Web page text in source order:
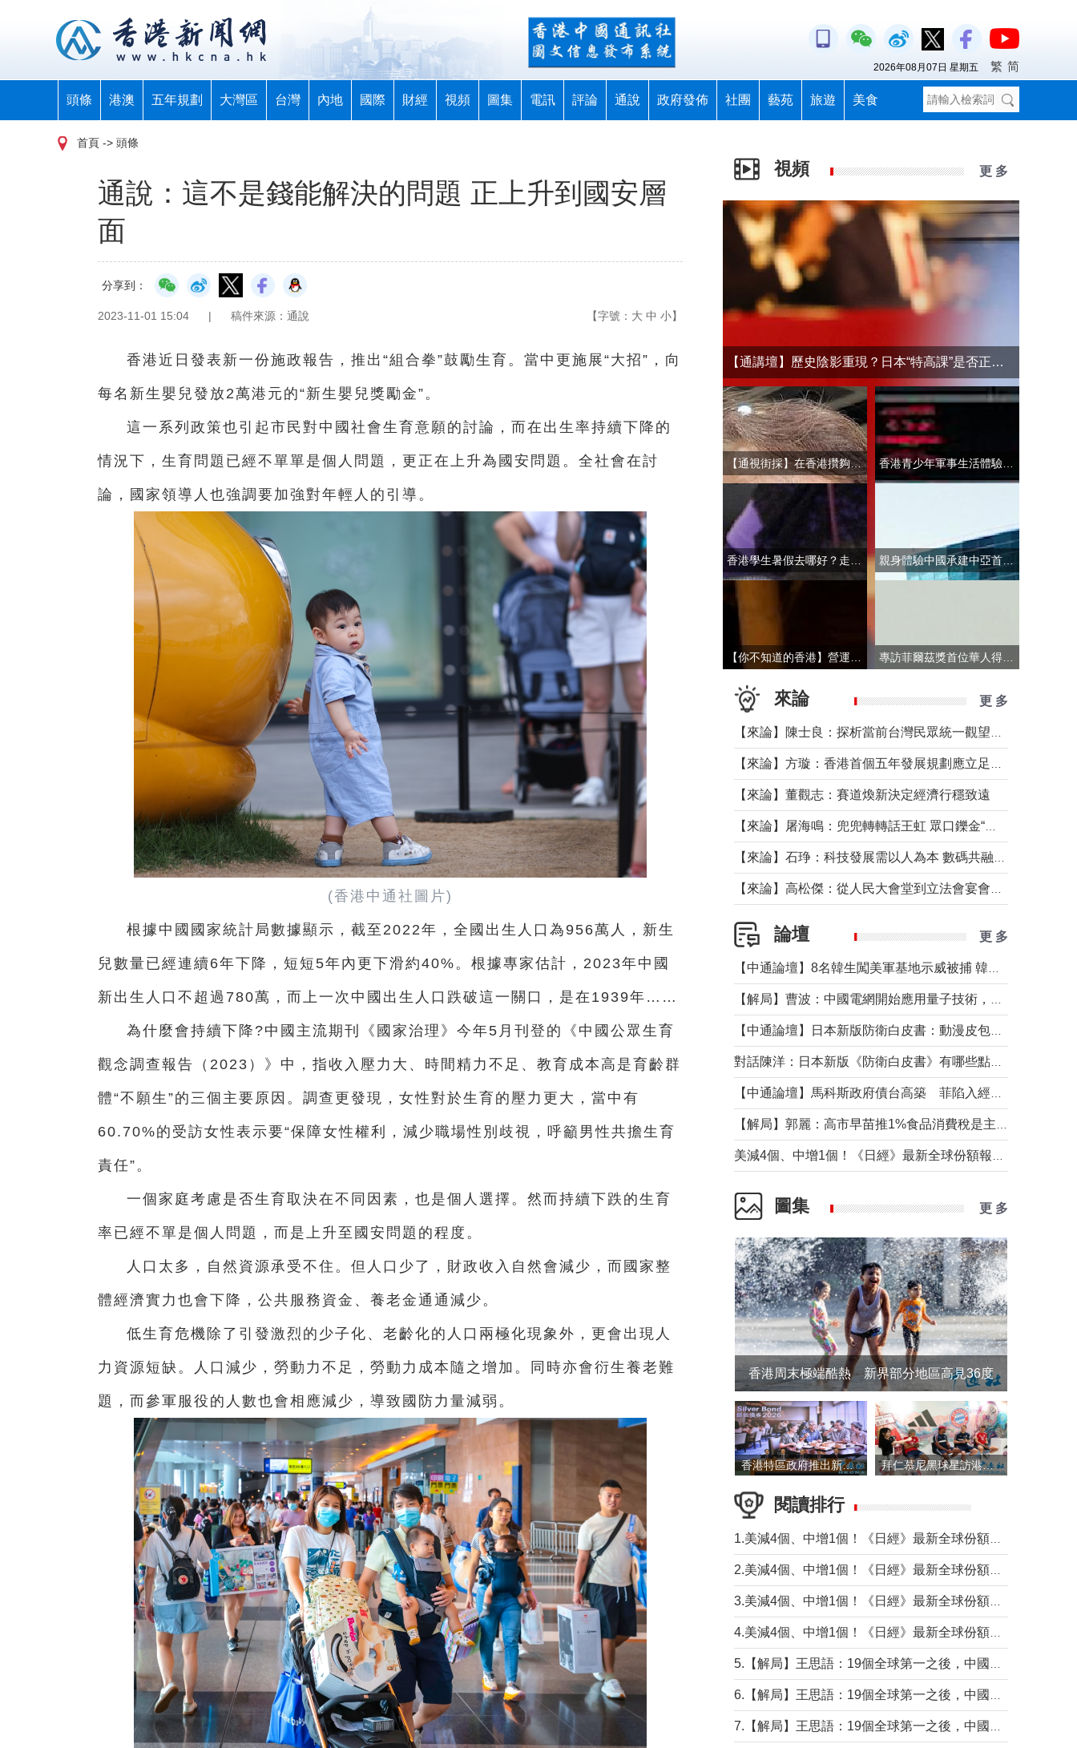
頭條 港澳 五年規劃 大灣區 台灣 內地 國際 財經 視頻 圖集 電訊 評論 通說 政府發佈 社團 藝苑 旅遊 美食
2026年08月07日 星期五 繁 简
首頁 -> 頭條
通說：這不是錢能解決的問題 正上升到國安層
面
分享到：
2023-11-01 15:04 | 稿件來源：通說 【字號： 大 中 小】
香港近日發表新一份施政報告，推出“組合拳”鼓勵生育。當中更施展“大招”，向
每名新生嬰兒發放2萬港元的“新生嬰兒獎勵金”。
這一系列政策也引起市民對中國社會生育意願的討論，而在出生率持續下降的
情況下，生育問題已經不單單是個人問題，更正在上升為國安問題。全社會在討
論，國家領導人也強調要加強對年輕人的引導。
(香港中通社圖片)
根據中國國家統計局數據顯示，截至2022年，全國出生人口為956萬人，新生
兒數量已經連續6年下降，短短5年內更下滑約40%。根據專家估計，2023年中國
新出生人口不超過780萬，而上一次中國出生人口跌破這一關口，是在1939年……
為什麼會持續下降?中國主流期刊《國家治理》今年5月刊登的《中國公眾生育
觀念調查報告（2023）》中，指收入壓力大、時間精力不足、教育成本高是育齡群
體“不願生”的三個主要原因。調查更發現，女性對於生育的壓力更大，當中有
60.70%的受訪女性表示要“保障女性權利，減少職場性別歧視，呼籲男性共擔生育
責任”。
一個家庭考慮是否生育取決在不同因素，也是個人選擇。然而持續下跌的生育
率已經不單是個人問題，而是上升至國安問題的程度。
人口太多，自然資源承受不住。但人口少了，財政收入自然會減少，而國家整
體經濟實力也會下降，公共服務資金、養老金通通減少。
低生育危機除了引發激烈的少子化、老齡化的人口兩極化現象外，更會出現人
力資源短缺。人口減少，勞動力不足，勞動力成本隨之增加。同時亦會衍生養老難
題，而參軍服役的人數也會相應減少，導致國防力量減弱。
視頻 更 多
【通講壇】歷史陰影重現？日本“特高課”是否正在借殼還魂
【通視街採】在香港攢夠多少錢才敢退休？有人退而不休，有人放眼大灣區
來論 更 多
【來論】董觀志：賽道煥新決定經濟行穩致遠
論壇 更 多
圖集 更 多
香港周末極端酷熱 新界部分地區高見36度
香港特區政府推出新一批銀色債券 每手1萬元保底息4.25厘 拜仁慕尼黑球星訪港 與球迷近距離互動
閱讀排行